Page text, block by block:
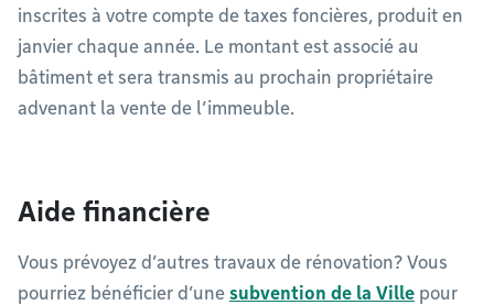
inscrites à votre compte de taxes foncières, produit en
janvier chaque année. Le montant est associé au
bâtiment et sera transmis au prochain propriétaire
advenant la vente de l’immeuble.
Aide financière
Vous prévoyez d’autres travaux de rénovation? Vous
pourriez bénéficier d’une subvention de la Ville pour